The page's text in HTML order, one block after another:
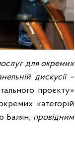
для окремих
дискусії –
проєкту»
категорій
Балян, провідним